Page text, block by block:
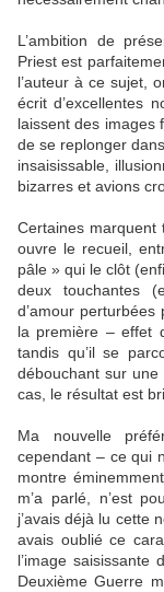
L’ambition de
Priest est
l’auteur à ce sujet,
écrit d’excellentes
laissent des images
de se replonger
insaisissable,
bizarres et avions
Certaines marquent
ouvre le recueil,
pâle » qui le clôt
deux touchantes
d’amour
la première – effet
tandis qu’il se
débouchant sur
cas, le résultat est
Ma nouvelle
cependant – ce qui
montre
m’a parlé, n’est
j’avais déjà lu cette
avais oublié ce
l’image
Deuxième Guerre